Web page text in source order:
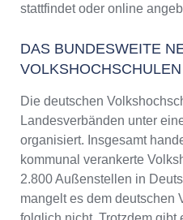
stattfindet oder online
DAS BUNDESWEITE
VOLKSHOCHSCHULEN
Die deutschen
Landesverbänden unter
organisiert. Insgesamt
kommunal verankerte
2.800 Außenstellen in
mangelt es dem deutschen